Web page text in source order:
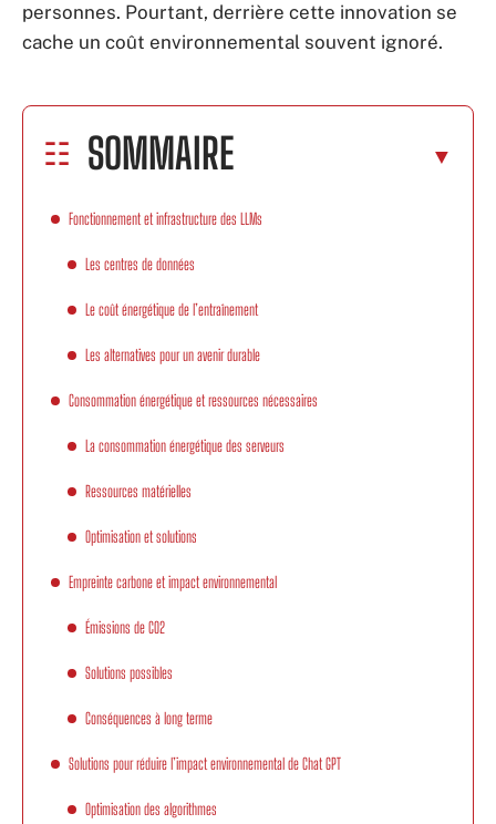
personnes. Pourtant, derrière cette innovation se
cache un coût environnemental souvent ignoré.
SOMMAIRE
Fonctionnement et infrastructure des LLMs
Les centres de données
Le coût énergétique de l’entraînement
Les alternatives pour un avenir durable
Consommation énergétique et ressources nécessaires
La consommation énergétique des serveurs
Ressources matérielles
Optimisation et solutions
Empreinte carbone et impact environnemental
Émissions de CO2
Solutions possibles
Conséquences à long terme
Solutions pour réduire l’impact environnemental de Chat GPT
Optimisation des algorithmes